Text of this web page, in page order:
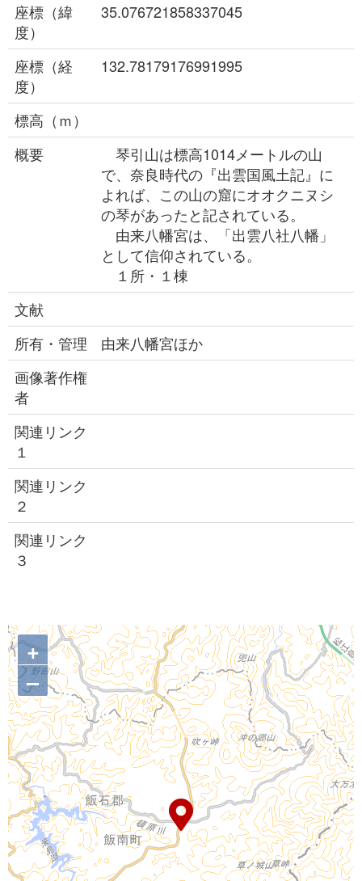
座標（緯
度）
35.076721858337045
座標（経
度）
132.78179176991995
標高（ｍ）
概要
琴引山は標高1014メートルの山
で、奈良時代の『出雲国風土記』に
よれば、この山の窟にオオクニヌシ
の琴があったと記されている。
由来八幡宮は、「出雲八社八幡」
として信仰されている。
１所・１棟
文献
所有・管理
由来八幡宮ほか
画像著作権
者
関連リンク
１
関連リンク
２
関連リンク
３
+
–